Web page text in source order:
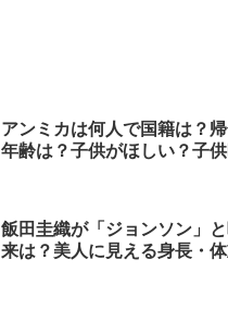
アンミカは何人で国籍は？
年齢は？子供がほしい？子
飯田圭織が「ジョンソン」
来は？美人に見える身長・